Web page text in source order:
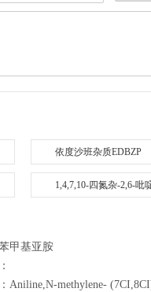
依度沙班杂质EDBZP
1,4,7,10-四氮杂-2,6-吡
甲基亚胺
Aniline,N-methylene-